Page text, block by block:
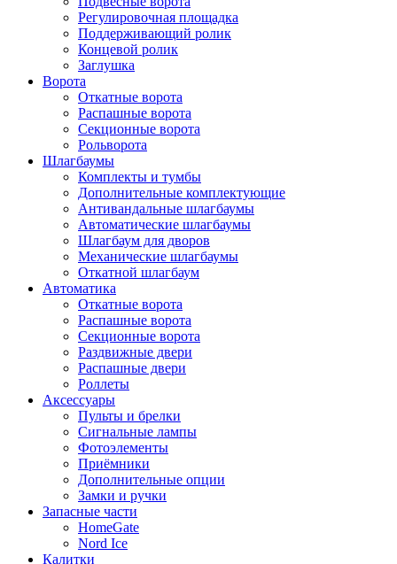
Регулировочная площадка
Поддерживающий ролик
Концевой ролик
Заглушка
Ворота
Откатные ворота
Распашные ворота
Секционные ворота
Рольворота
Шлагбаумы
Комплекты и тумбы
Дополнительные комплектующие
Антивандальные шлагбаумы
Автоматические шлагбаумы
Шлагбаум для дворов
Механические шлагбаумы
Откатной шлагбаум
Автоматика
Откатные ворота
Распашные ворота
Секционные ворота
Раздвижные двери
Распашные двери
Роллеты
Аксессуары
Пульты и брелки
Сигнальные лампы
Фотоэлементы
Приёмники
Дополнительные опции
Замки и ручки
Запасные части
HomeGate
Nord Ice
Калитки